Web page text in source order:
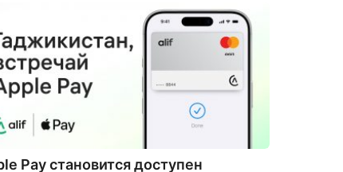
Pay становится доступен